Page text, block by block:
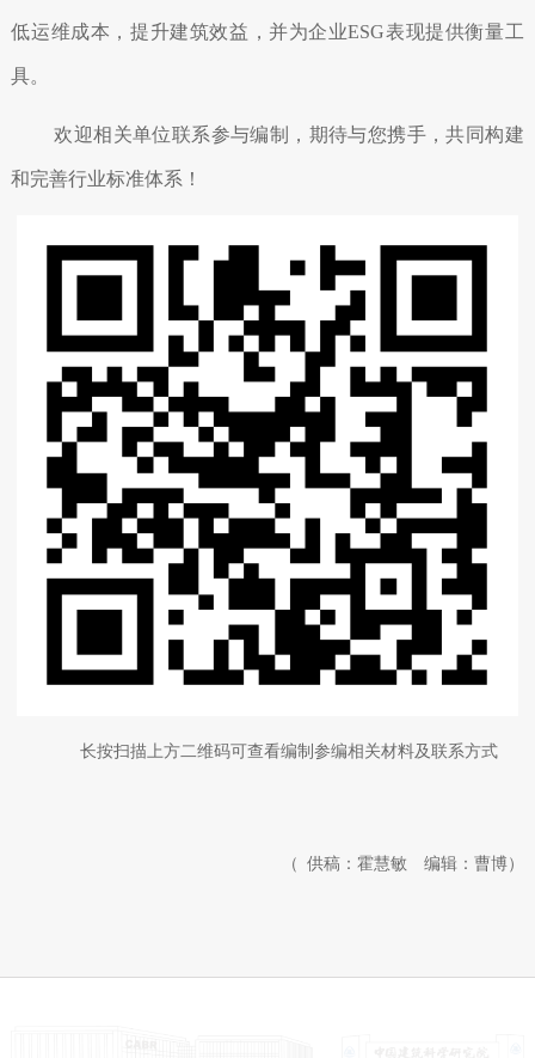
低运维成本，提升建筑效益，并为企业ESG表现提供衡量工
具。
欢迎相关单位联系参与编制，期待与您携手，共同构建
和完善行业标准体系！
长按扫描上方二维码可查看编制参编相关材料及联系方式
（ 供稿：霍慧敏 编辑：曹博）